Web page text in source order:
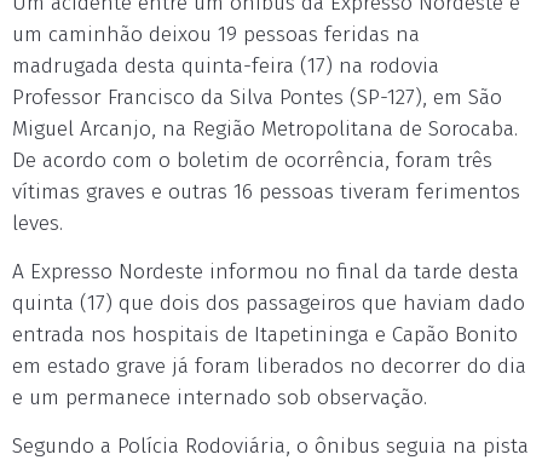
um caminhão deixou 19 pessoas feridas na
madrugada desta quinta-feira (17) na rodovia
Professor Francisco da Silva Pontes (SP-127), em São
Miguel Arcanjo, na Região Metropolitana de Sorocaba.
De acordo com o boletim de ocorrência, foram três
vítimas graves e outras 16 pessoas tiveram ferimentos
leves.
A Expresso Nordeste informou no final da tarde desta
quinta (17) que dois dos passageiros que haviam dado
entrada nos hospitais de Itapetininga e Capão Bonito
em estado grave já foram liberados no decorrer do dia
e um permanece internado sob observação.
Segundo a Polícia Rodoviária, o ônibus seguia na pista